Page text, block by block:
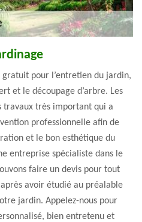
gratuit pour l’entretien du jardin,
et le découpage d’arbre. Les
travaux très important qui a
professionnelle afin de
et le bon esthétique du
entreprise spécialiste dans le
faire un devis pour tout
avoir étudié au préalable
jardin. Appelez-nous pour
bien entretenu et